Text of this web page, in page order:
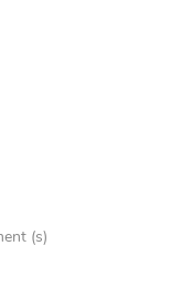
(s)